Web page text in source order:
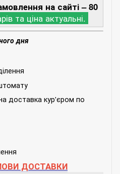
на сайті – 80
та ціна актуальні.
дня
доставка кур'єром по
ДОСТАВКИ